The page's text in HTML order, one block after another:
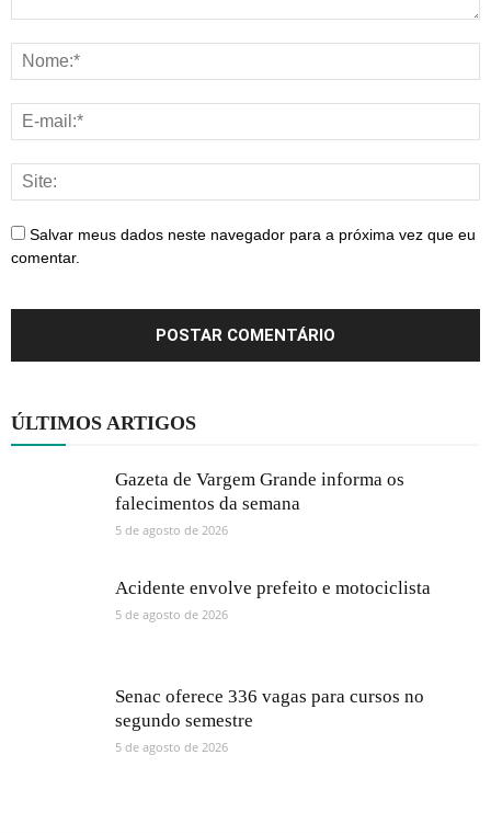
Salvar meus dados neste navegador para a próxima vez que eu
comentar.
ÚLTIMOS ARTIGOS
Gazeta de Vargem Grande informa os
falecimentos da semana
5 de agosto de 2026
Acidente envolve prefeito e motociclista
5 de agosto de 2026
Senac oferece 336 vagas para cursos no
segundo semestre
5 de agosto de 2026